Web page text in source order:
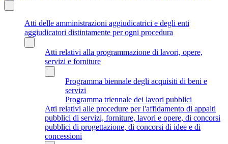
Atti delle amministrazioni aggiudicatrici e degli enti
aggiudicatori distintamente per ogni procedura
Atti relativi alla programmazione di lavori, opere,
servizi e forniture
Programma biennale degli acquisiti di beni e
servizi
Programma triennale dei lavori pubblici
Atti relativi alle procedure per l'affidamento di appalti
pubblici di servizi, forniture, lavori e opere, di concorsi
pubblici di progettazione, di concorsi di idee e di
concessioni